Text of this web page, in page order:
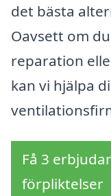
det bästa
Oavsett om
reparation
kan vi hjälpa
Få 3
förpliktelser